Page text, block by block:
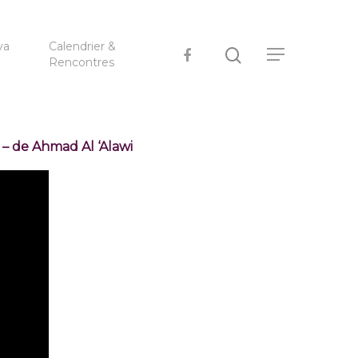
Calendrier &
Rencontres
de Ahmad Al ‘Alawi